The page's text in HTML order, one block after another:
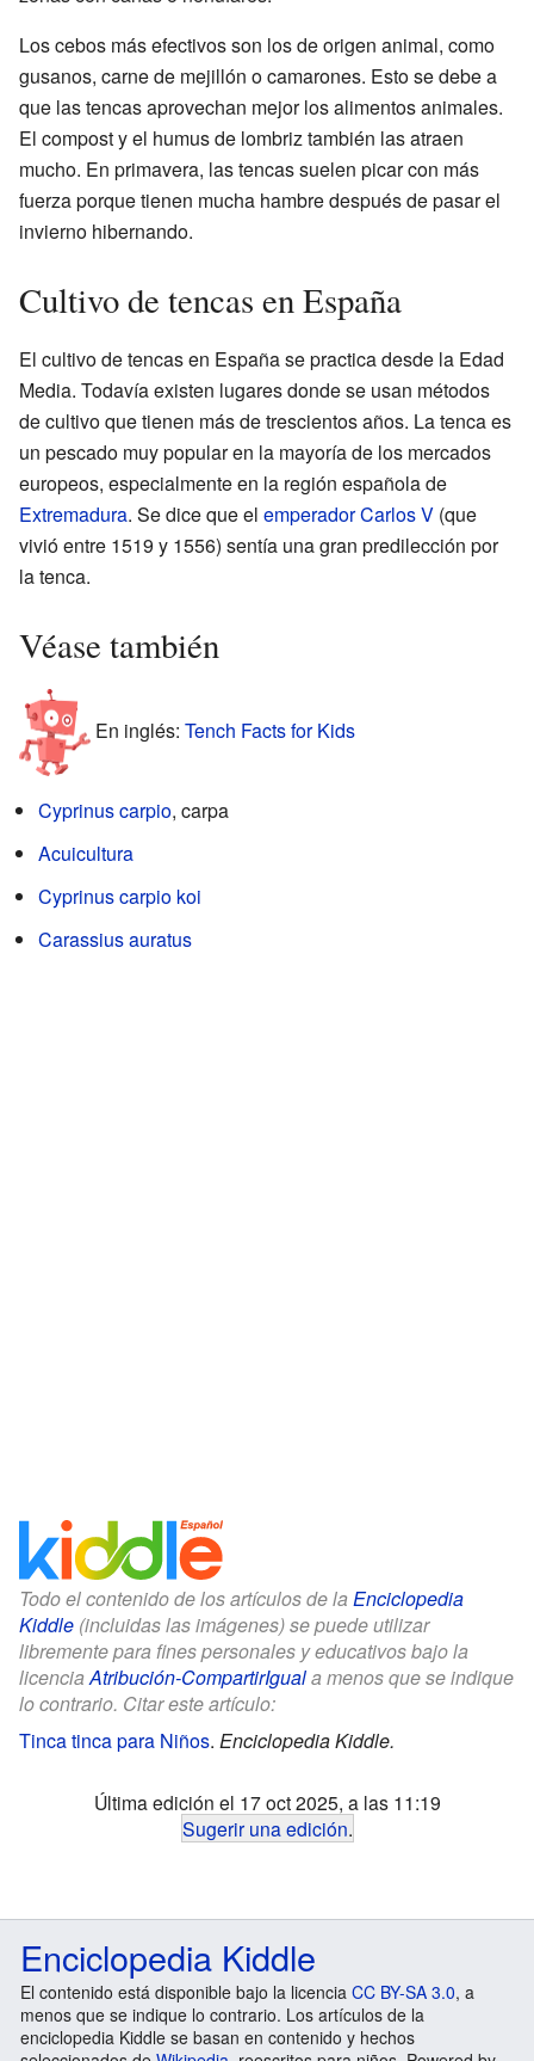
Los cebos más efectivos son los de origen animal, como
gusanos, carne de mejillón o camarones. Esto se debe a
que las tencas aprovechan mejor los alimentos animales.
El compost y el humus de lombriz también las atraen
mucho. En primavera, las tencas suelen picar con más
fuerza porque tienen mucha hambre después de pasar el
invierno hibernando.
Cultivo de tencas en España
El cultivo de tencas en España se practica desde la Edad
Media. Todavía existen lugares donde se usan métodos
de cultivo que tienen más de trescientos años. La tenca es
un pescado muy popular en la mayoría de los mercados
europeos, especialmente en la región española de
Extremadura. Se dice que el emperador Carlos V (que
vivió entre 1519 y 1556) sentía una gran predilección por
la tenca.
Véase también
En inglés: Tench Facts for Kids
Cyprinus carpio, carpa
Acuicultura
Cyprinus carpio koi
Carassius auratus
Todo el contenido de los artículos de la Enciclopedia
Kiddle (incluidas las imágenes) se puede utilizar
libremente para fines personales y educativos bajo la
licenciaAtribución-CompartirIguala menos que se indique
lo contrario. Citar este artículo:
Tinca tinca para Niños. Enciclopedia Kiddle.
Última edición el 17 oct 2025, a las 11:19
Sugerir una edición.
Enciclopedia Kiddle
El contenido está disponible bajo la licencia CC BY-SA 3.0, a
menos que se indique lo contrario. Los artículos de la
enciclopedia Kiddle se basan en contenido y hechos